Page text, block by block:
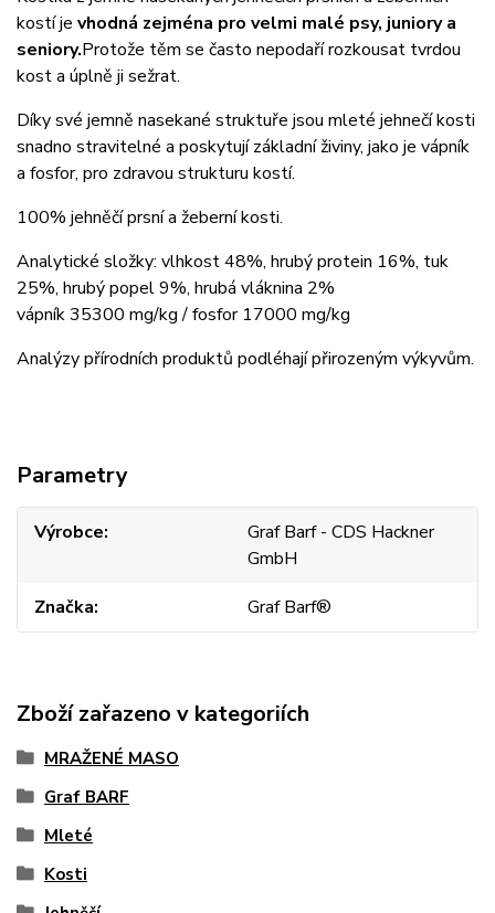
kostí je vhodná zejména pro velmi malé psy, juniory a
seniory.Protože těm se často nepodaří rozkousat tvrdou
kost a úplně ji sežrat.
Díky své jemně nasekané struktuře jsou mleté jehnečí kosti
snadno stravitelné a poskytují základní živiny, jako je vápník
a fosfor, pro zdravou strukturu kostí.
100% jehněčí prsní a žeberní kosti.
Analytické složky: vlhkost 48%, hrubý protein 16%, tuk
25%, hrubý popel 9%, hrubá vláknina 2%
vápník 35300 mg/kg / fosfor 17000 mg/kg
Analýzy přírodních produktů podléhají přirozeným výkyvům.
Parametry
Výrobce
Graf Barf - CDS Hackner
GmbH
Značka
Graf Barf®
Zboží zařazeno v kategoriích
MRAŽENÉ MASO
Graf BARF
Mleté
Kosti